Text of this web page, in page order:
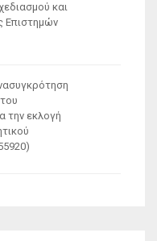
και
Επιστημών
την εκλογή